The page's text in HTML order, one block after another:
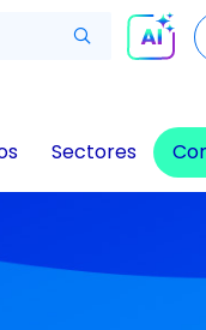
Sectores